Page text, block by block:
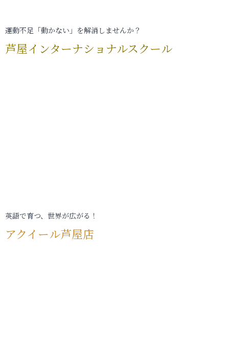
運動不足「動かない」を解消しませんか？
芦屋インターナショナルスクール
英語で育つ、世界が広がる！
アクイール芦屋店